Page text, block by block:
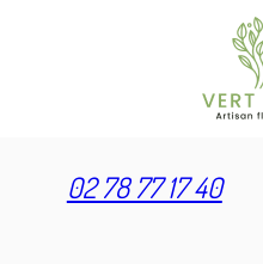
02 78 77 17 40
Panneau de gestion des cookies